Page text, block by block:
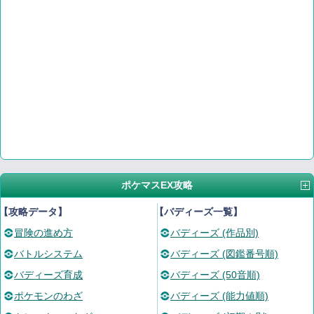
ポケマスEX攻略
攻略データ】
冒険の進め方
バトルシステム
バディーズ育成
ポケモンのわざ
【バディーズ一覧】
バディーズ (作品別)
バディーズ (図鑑番号順)
バディーズ (50音順)
バディーズ (能力値順)